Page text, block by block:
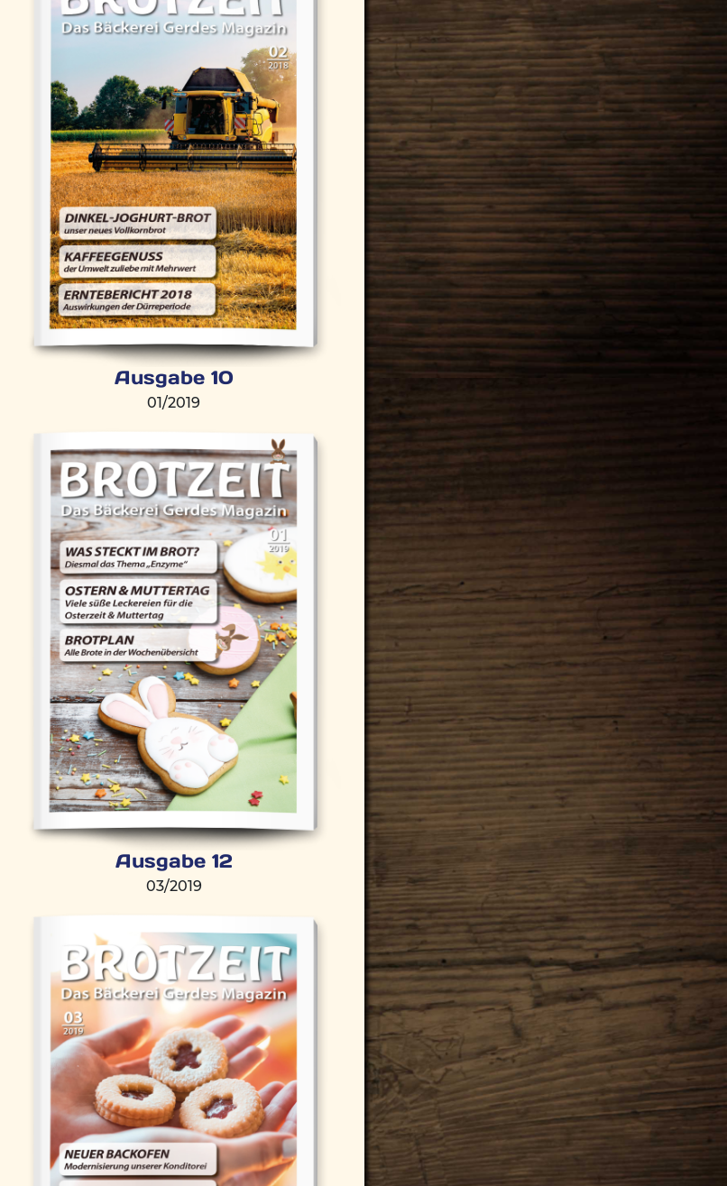
Ausgabe 10
01/2019
Ausgabe 12
03/2019